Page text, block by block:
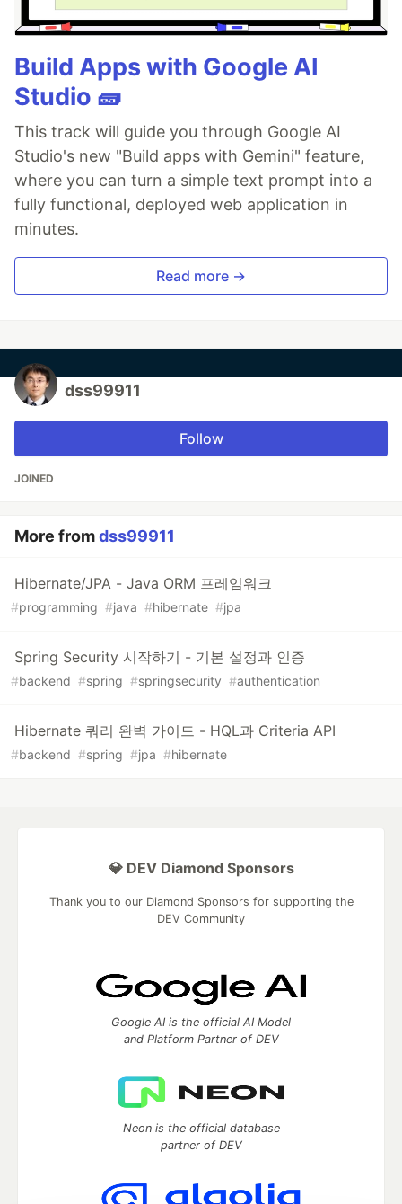
Build Apps with Google AI
Studio 🧱
This track will guide you through Google AI
Studio's new "Build apps with Gemini" feature,
where you can turn a simple text prompt into a
fully functional, deployed web application in
minutes.
Read more →
dss99911
Follow
JOINED
More fromdss99911
Hibernate/JPA - Java ORM 프레임워크
#programming #java #hibernate #jpa
Spring Security 시작하기 - 기본 설정과 인증
#backend #spring #springsecurity #authentication
Hibernate 쿼리 완벽 가이드 - HQL과 Criteria API
#backend #spring #jpa #hibernate
💎 DEV Diamond Sponsors
Thank you to our Diamond Sponsors for supporting the
DEV Community
Google AI is the official AI Model
and Platform Partner of DEV
Neon is the official database
partner of DEV